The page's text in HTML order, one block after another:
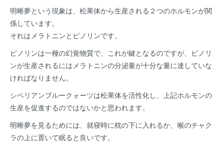
明晰夢という現象は、松果体から生産される２つのホルモンが関
係しています。
それはメラトニンとピノリンです。
ピノリンは一種の幻覚物質で、これが鍵となるのですが、ピノリ
ンが生産されるにはメラトニンの分泌量が十分な量に達していな
ければなりません。
シベリアンブルークォーツは松果体を活性化し、上記ホルモンの
生産を促進するのではないかと思われます。
明晰夢を見るためには、就寝時に枕の下に入れるか、喉のチャク
ラの上に置いて眠ると良いです。